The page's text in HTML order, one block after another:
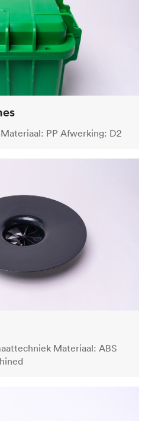
PP Afwerking: D2
Materiaal: ABS